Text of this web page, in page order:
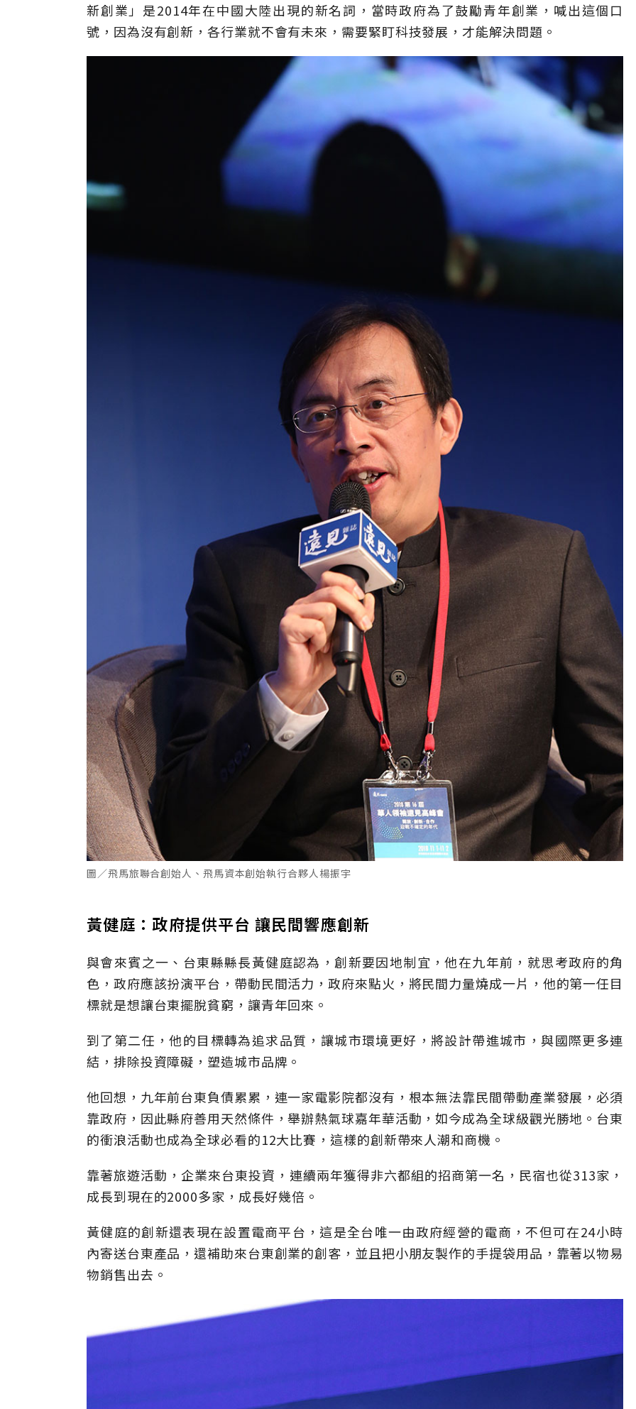
新創業」是2014年在中國大陸出現的新名詞，當時政府為了鼓勵青年創業，喊出這個口
號，因為沒有創新，各行業就不會有未來，需要緊盯科技發展，才能解決問題。
圖／飛馬旅聯合創始人、飛馬資本創始執行合夥人楊振宇
黃健庭：政府提供平台 讓民間響應創新
與會來賓之一、台東縣縣長黃健庭認為，創新要因地制宜，他在九年前，就思考政府的角
色，政府應該扮演平台，帶動民間活力，政府來點火，將民間力量燒成一片，他的第一任目
標就是想讓台東擺脫貧窮，讓青年回來。
到了第二任，他的目標轉為追求品質，讓城市環境更好，將設計帶進城市，與國際更多連
結，排除投資障礙，塑造城市品牌。
他回想，九年前台東負債累累，連一家電影院都沒有，根本無法靠民間帶動產業發展，必須
靠政府，因此縣府善用天然條件，舉辦熱氣球嘉年華活動，如今成為全球級觀光勝地。台東
的衝浪活動也成為全球必看的12大比賽，這樣的創新帶來人潮和商機。
靠著旅遊活動，企業來台東投資，連續兩年獲得非六都組的招商第一名，民宿也從313家，
成長到現在的2000多家，成長好幾倍。
黃健庭的創新還表現在設置電商平台，這是全台唯一由政府經營的電商，不但可在24小時
內寄送台東產品，還補助來台東創業的創客，並且把小朋友製作的手提袋用品，靠著以物易
物銷售出去。